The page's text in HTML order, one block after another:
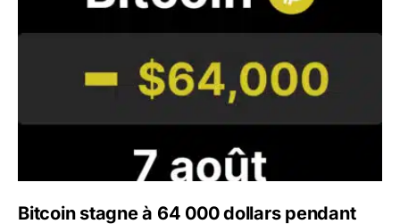
Bitcoin stagne à 64 000 dollars pendant